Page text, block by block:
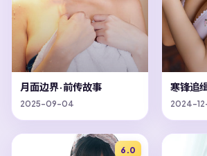
月面边界·前传故事
2025-09-04
寒锋追
2024-
6.0